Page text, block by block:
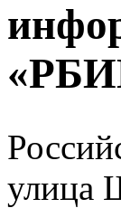
улица